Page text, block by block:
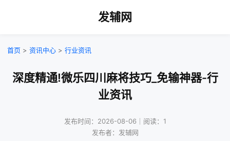
发辅网
首页 > 资讯中心 > 行业资讯
深度精通!微乐四川麻将技巧_免输神器-行
业资讯
发布时间：2026-08-06｜阅读：1
发布者：发辅网